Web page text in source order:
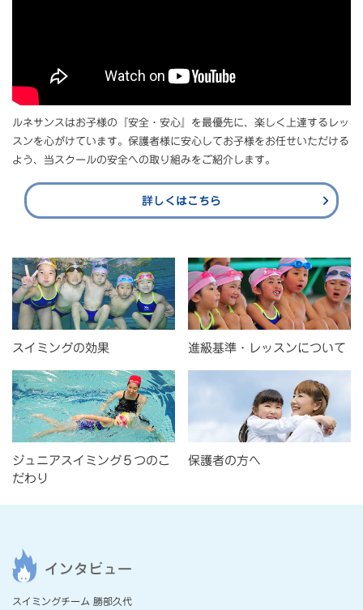
ルネサンスはお子様の『安全・安心』を最優先に、楽しく上達するレッ
スンを心がけています。保護者様に安心してお子様をお任せいただける
よう、当スクールの安全への取り組みをご紹介します。
詳しくはこちら
スイミングの効果 進級基準・レッスンについて
ジュニアスイミング５つのこ
だわり
保護者の方へ
インタビュー
スイミングチーム 勝部久代